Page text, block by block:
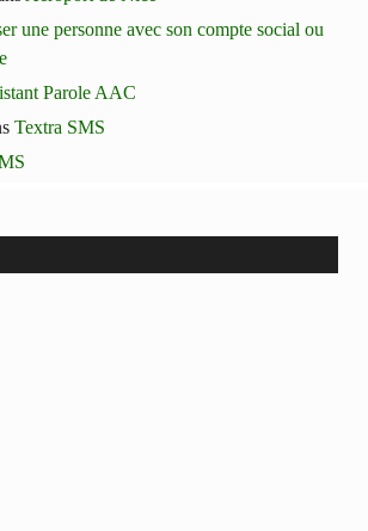
une personne avec son compte social ou
Parole AAC
Textra SMS